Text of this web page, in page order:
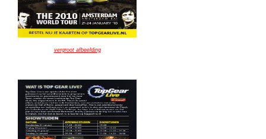
vergroot afbeelding